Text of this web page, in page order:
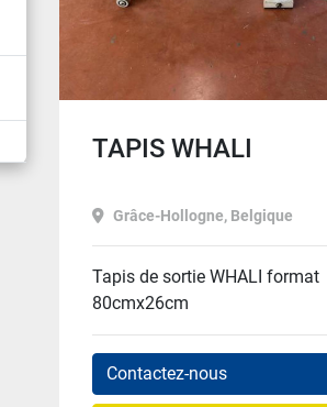
TAPIS WHALI
Grâce-Hollogne, Belgique
Tapis de sortie WHALI format
80cmx26cm
Contactez-nous